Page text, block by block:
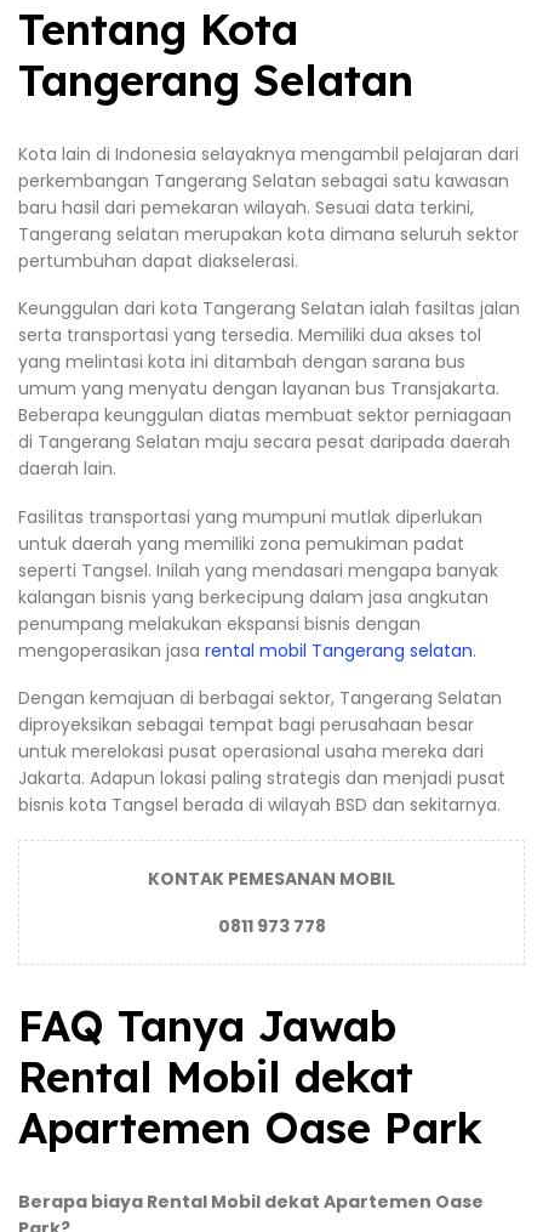
Tentang Kota
Tangerang Selatan
Kota lain di Indonesia selayaknya mengambil pelajaran dari
perkembangan Tangerang Selatan sebagai satu kawasan
baru hasil dari pemekaran wilayah. Sesuai data terkini,
Tangerang selatan merupakan kota dimana seluruh sektor
pertumbuhan dapat diakselerasi.
Keunggulan dari kota Tangerang Selatan ialah fasiltas jalan
serta transportasi yang tersedia. Memiliki dua akses tol
yang melintasi kota ini ditambah dengan sarana bus
umum yang menyatu dengan layanan bus Transjakarta.
Beberapa keunggulan diatas membuat sektor perniagaan
di Tangerang Selatan maju secara pesat daripada daerah
daerah lain.
Fasilitas transportasi yang mumpuni mutlak diperlukan
untuk daerah yang memiliki zona pemukiman padat
seperti Tangsel. Inilah yang mendasari mengapa banyak
kalangan bisnis yang berkecipung dalam jasa angkutan
penumpang melakukan ekspansi bisnis dengan
mengoperasikan jasa rental mobil Tangerang selatan.
Dengan kemajuan di berbagai sektor, Tangerang Selatan
diproyeksikan sebagai tempat bagi perusahaan besar
untuk merelokasi pusat operasional usaha mereka dari
Jakarta. Adapun lokasi paling strategis dan menjadi pusat
bisnis kota Tangsel berada di wilayah BSD dan sekitarnya.
KONTAK PEMESANAN MOBIL
0811 973 778
FAQ Tanya Jawab
Rental Mobil dekat
Apartemen Oase Park
Berapa biaya Rental Mobil dekat Apartemen Oase